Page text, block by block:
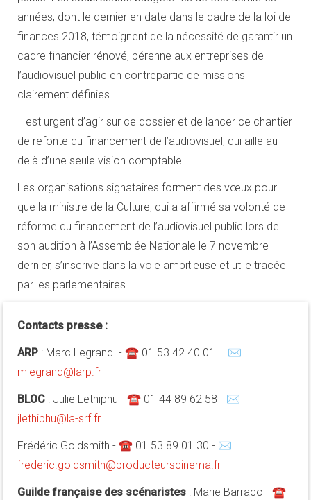
années, dont le dernier en date dans le cadre de la loi de
finances 2018, témoignent de la nécessité de garantir un
cadre financier rénové, pérenne aux entreprises de
l’audiovisuel public en contrepartie de missions
clairement définies.
Il est urgent d’agir sur ce dossier et de lancer ce chantier
de refonte du financement de l’audiovisuel, qui aille au-
delà d’une seule vision comptable.
Les organisations signataires forment des vœux pour
que la ministre de la Culture, qui a affirmé sa volonté de
réforme du financement de l’audiovisuel public lors de
son audition à l’Assemblée Nationale le 7 novembre
dernier, s’inscrive dans la voie ambitieuse et utile tracée
par les parlementaires.
Contacts presse :
ARP : Marc Legrand - ☎ 01 53 42 40 01 – ✉
mlegrand@larp.fr
BLOC : Julie Lethiphu - ☎ 01 44 89 62 58 - ✉
jlethiphu@la-srf.fr
Frédéric Goldsmith - ☎ 01 53 89 01 30 - ✉
frederic.goldsmith@producteurscinema.fr
Guilde française des scénaristes : Marie Barraco - ☎